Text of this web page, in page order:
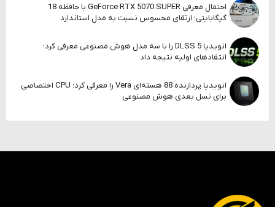
احتمال معرفی GeForce RTX 5070 SUPER با حافظه 18
گیگابایتی؛ ارتقای محسوس نسبت به مدل استاندارد
انویدیا DLSS 5 را با سه مدل هوش مصنوعی معرفی کرد؛
انتقادهای اولیه نتیجه داد
انویدیا پردازنده 88 هسته‌ای Vera را معرفی کرد؛ CPU اختصاصی
برای نسل بعدی هوش مصنوعی